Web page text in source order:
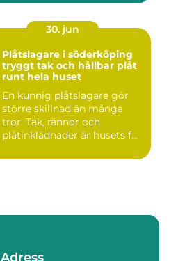
30. jun
Plåtslagare i söderköping
tryggt tak och hållbar plåt
runt hela huset
En kunnig plåtslagare gör
större skillnad än många
tror. Tak, rännor och
plåtinklädnader är husets f...
Adress